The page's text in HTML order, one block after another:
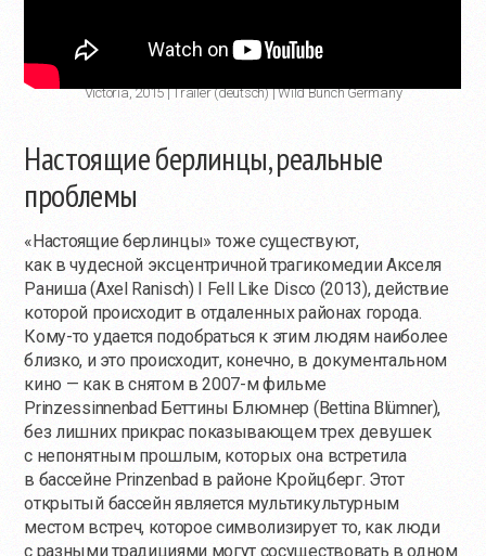
Victoria, 2015 | Trailer (deutsch) | Wild Bunch Germany
Настоящие берлинцы, реальные
проблемы
«Настоящие берлинцы» тоже существуют,
как в чудесной эксцентричной трагикомедии Акселя
Раниша (Axel Ranisch) I Fell Like Disco (2013), действие
которой происходит в отдаленных районах города.
Кому-то удается подобраться к этим людям наиболее
близко, и это происходит, конечно, в документальном
кино — как в снятом в 2007-м фильме
Prinzessinnenbad Беттины Блюмнер (Bettina Blümner),
без лишних прикрас показывающем трех девушек
с непонятным прошлым, которых она встретила
в бассейне Prinzenbad в районе Кройцберг. Этот
открытый бассейн является мультикультурным
местом встреч, которое символизирует то, как люди
с разными традициями могут сосуществовать в одном